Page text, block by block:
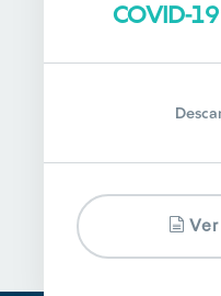
COVID-19